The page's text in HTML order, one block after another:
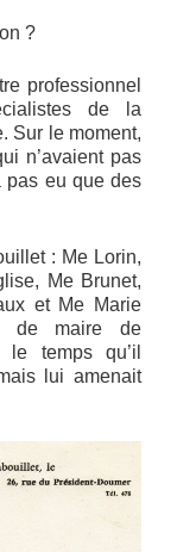
?
professionnel
de la
Sur le moment,
n’avaient pas
pas eu que des
: Me Lorin,
Me Brunet,
et Me Marie
de maire de
le temps qu’il
lui amenait